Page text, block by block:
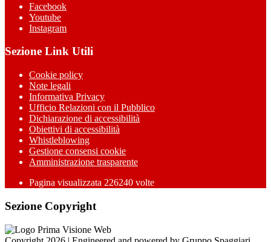
Facebook
Youtube
Instagram
Sezione Link Utili
Cookie policy
Note legali
Informativa Privacy
Ufficio Relazioni con il Pubblico
Dichiarazione di accessibilità
Obiettivi di accessibilità
Whistleblowing
Gestione consensi cookie
Amministrazione trasparente
Pagina visualizzata 226240 volte
Sezione Copyright